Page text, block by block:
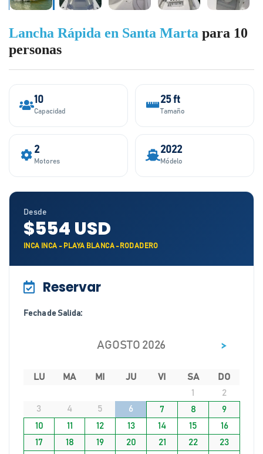
Lancha Rápida en Santa Marta para 10
personas
10
Capacidad
25 ft
Tamaño
2
Motores
2022
Módelo
Desde
$554 USD
INCA INCA - PLAYA BLANCA -RODADERO
Reservar
Fecha de Salida:
AGOSTO 2026 >
LU MA MI JU VI SA
DO
1
2
3
4 5 6 7 8
9
10
11 12 13 14 15
16
17
18 19 20 21 22
23